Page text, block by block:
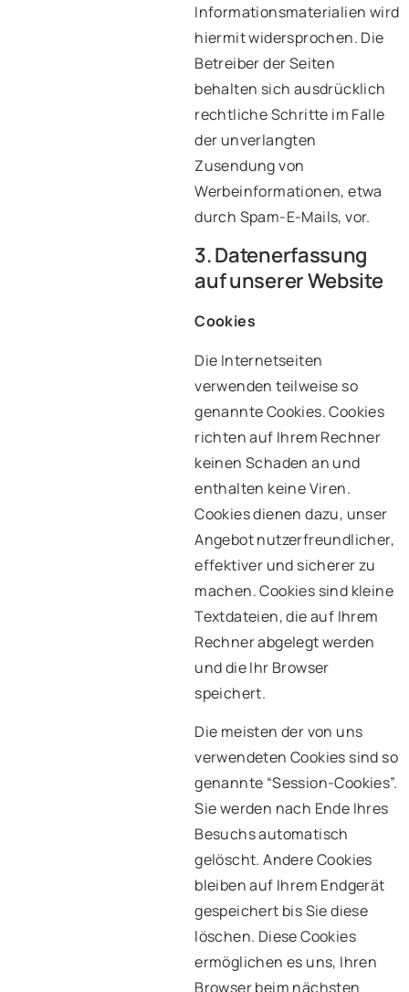
Informationsmaterialien wird
hiermit widersprochen. Die
Betreiber der Seiten
behalten sich ausdrücklich
rechtliche Schritte im Falle
der unverlangten
Zusendung von
Werbeinformationen, etwa
durch Spam-E-Mails, vor.
3. Datenerfassung
auf unserer Website
Cookies
Die Internetseiten
verwenden teilweise so
genannte Cookies. Cookies
richten auf Ihrem Rechner
keinen Schaden an und
enthalten keine Viren.
Cookies dienen dazu, unser
Angebot nutzerfreundlicher,
effektiver und sicherer zu
machen. Cookies sind kleine
Textdateien, die auf Ihrem
Rechner abgelegt werden
und die Ihr Browser
speichert.
Die meisten der von uns
verwendeten Cookies sind so
genannte “Session-Cookies”.
Sie werden nach Ende Ihres
Besuchs automatisch
gelöscht. Andere Cookies
bleiben auf Ihrem Endgerät
gespeichert bis Sie diese
löschen. Diese Cookies
ermöglichen es uns, Ihren
Browser beim nächsten